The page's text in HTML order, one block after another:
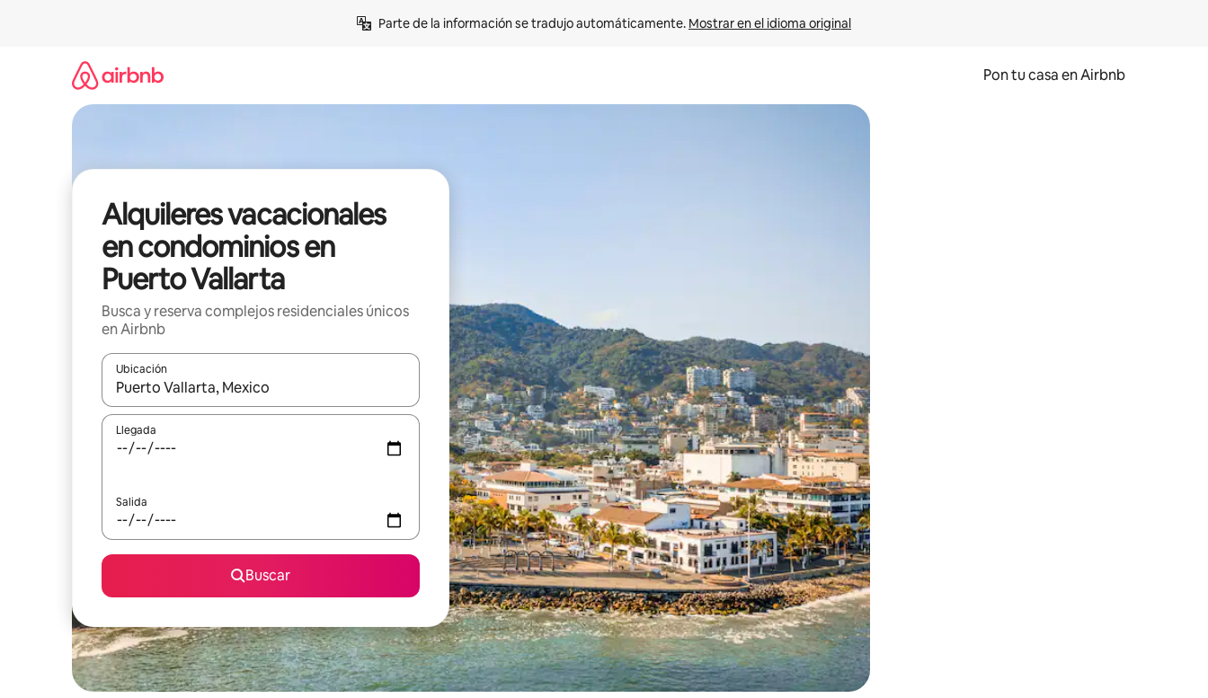
Parte de la información se tradujo automáticamente. Mostrar en el idioma original
Pon tu casa en Airbnb
Alquileres vacacionales
en condominios en
Puerto Vallarta
Busca y reserva complejos residenciales únicos
en Airbnb
Ubicación
Cuando los resultados estén disponibles, navega con las teclas de flecha hacia arriba y hacia abajo o explora con el tacto o desliza el dedo.
Llegada
Salida
Buscar